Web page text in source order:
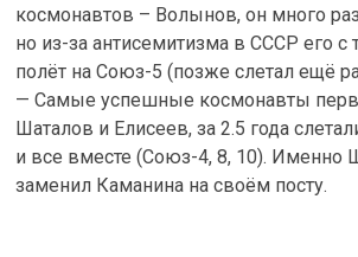
космонавтов – Волынов, он много
но из-за антисемитизма в СССР его с
полёт на Союз-5 (позже слетал ещё
— Самые успешные космонавты
Шаталов и Елисеев, за 2.5 года
и все вместе (Союз-4, 8, 10). Именно
заменил Каманина на своём посту.